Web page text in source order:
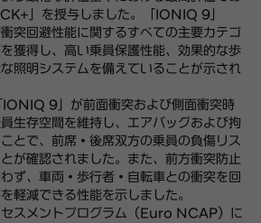
」を授与しました。「IONIQ 9」
突回避性能に関するすべての主要カテゴ
獲得し、高い乗員保護性能、効果的な歩
照明システムを備えていることが示され
9」が前面衝突および側面衝突時
生存空間を維持し、エアバッグおよび拘
とで、前席・後席双方の乗員の負傷リス
が確認されました。また、前方衝突防止
ず、車両・歩行者・自転車との衝突を回
軽減できる性能を示しました。
スメントプログラム（Euro NCAP）に